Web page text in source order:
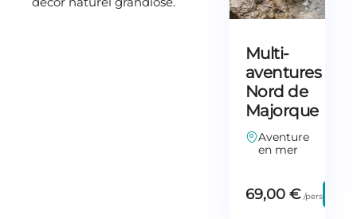
Multi-
aventures
Nord de
Majorque
Aventure
en mer
69,00 €